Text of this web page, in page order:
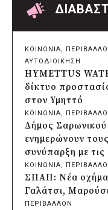
δίκτυο
πριν από μία μέρα
Δήμος Πατρέων:
φωτιστικών μετά
της Αγυιάς
πριν από μία μέρα
Δήμος
εκκλησάκι της
Σωτήρος
πριν από μία μέρα
Περιφέρεια
για την ψηφιακή
επιχειρήσεων
πριν από μία μέρα
Δήμος
ενημερώνουν
ΚΟΙΝΩΝΙΑ,
ΑΥΤΟΔΙΟΙΚΗΣΗ
HYMETTUS
δίκτυο
στον Υμηττό
ΚΟΙΝΩΝΙΑ,
Δήμος
ενημερώνουν
συνύπαρξη με
ΚΟΙΝΩΝΙΑ,
ΣΠΑΠ: Νέα
Γαλάτσι,
ΠΕΡΙΒΑΛΛΟΝ